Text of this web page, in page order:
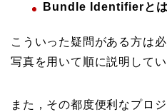
Bundle Identifierとは
こういった疑問がある方は必
写真を用いて順に説明してい
また，その都度便利なプロ